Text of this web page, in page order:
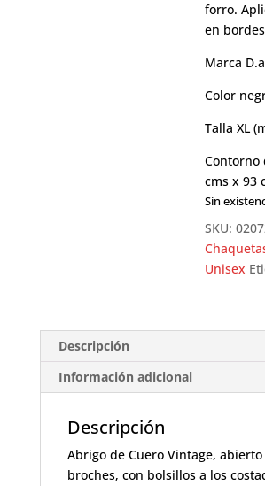
forro.
en
Marca
Color
Talla XL
Contorno
cms x 93
Sin
SKU:
Unisex
Descripción
Información adicional
Descripción
Abrigo de Cuero Vintage, abierto
broches, con bolsillos a los